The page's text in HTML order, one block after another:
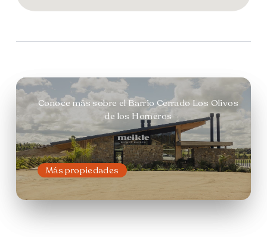
Conoce más sobre el Barrio Cerrado Los Olivos
de los Horneros
Más propiedades